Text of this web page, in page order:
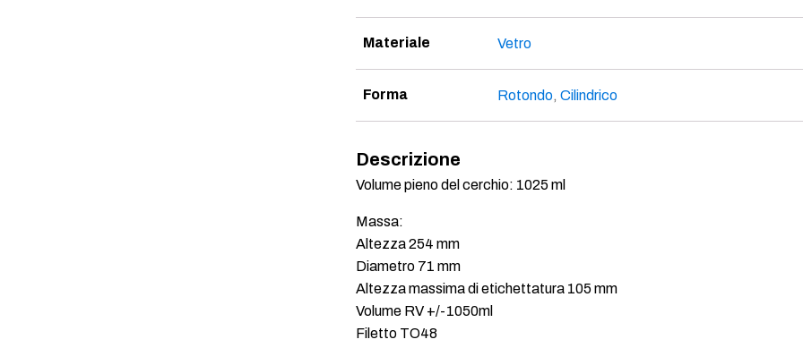
Materiale Vetro
Forma Rotondo, Cilindrico
Descrizione
Volume pieno del cerchio: 1025 ml
Massa:
Altezza 254 mm
Diametro 71 mm
Altezza massima di etichettatura 105 mm
Volume RV +/-1050ml
Filetto TO48